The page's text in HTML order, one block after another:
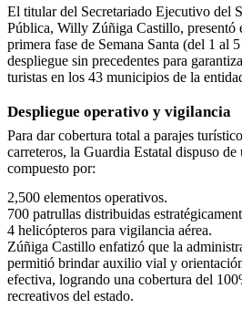
El titular del Secretariado Ejecutivo del
Pública, Willy Zúñiga Castillo, presentó
primera fase de Semana Santa (del 1 al
despliegue sin precedentes para
turistas en los 43 municipios de la
Despliegue operativo y vigilancia
Para dar cobertura total a parajes
carreteros, la Guardia Estatal dispuso de
compuesto por:
2,500 elementos operativos.
700 patrullas distribuidas
4 helicópteros para vigilancia aérea.
Zúñiga Castillo enfatizó que la
permitió brindar auxilio vial y
efectiva, logrando una cobertura del
recreativos del estado.